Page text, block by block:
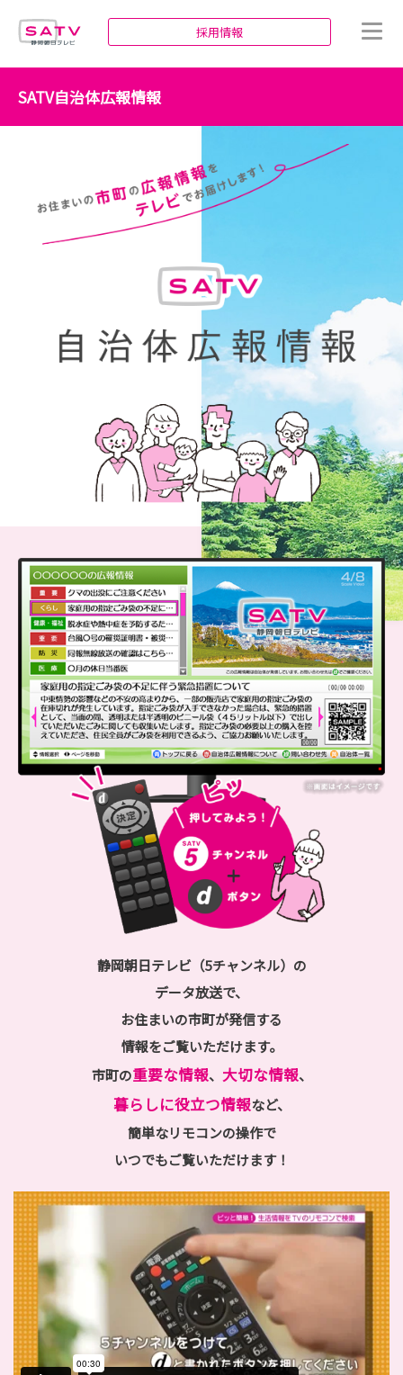
採用情報
SATV自治体広報情報
静岡朝日テレビ（5チャンネル）の
データ放送で、
お住まいの市町が発信する
情報をご覧いただけます。
市町の重要な情報、 大切な情報、
暮らしに役立つ情報など、
簡単なリモコンの操作で
いつでもご覧いただけます！